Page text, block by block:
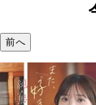
前へ